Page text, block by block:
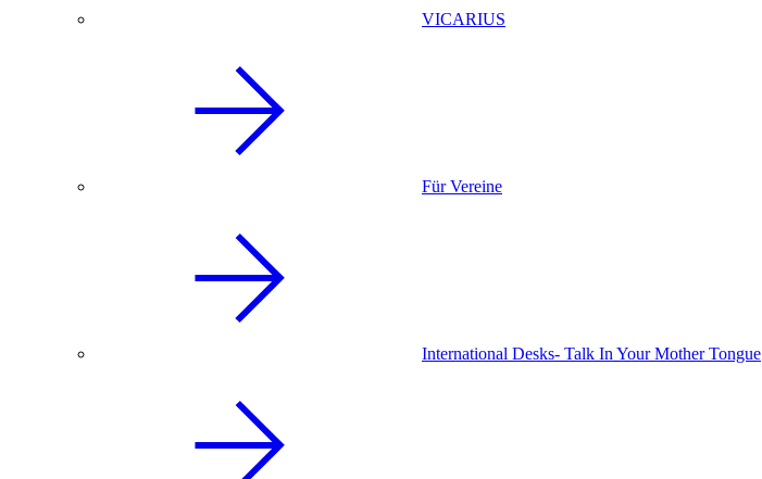
VICARIUS
Für Vereine
International Desks- Talk In Your Mother Tongue